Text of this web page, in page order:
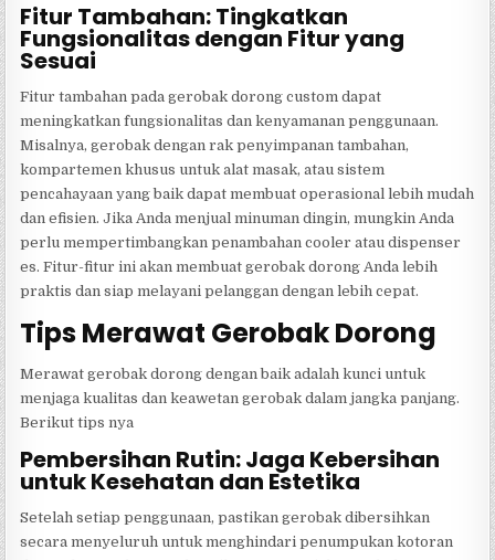
Fitur Tambahan: Tingkatkan
Fungsionalitas dengan Fitur yang
Sesuai
Fitur tambahan pada gerobak dorong custom dapat
meningkatkan fungsionalitas dan kenyamanan penggunaan.
Misalnya, gerobak dengan rak penyimpanan tambahan,
kompartemen khusus untuk alat masak, atau sistem
pencahayaan yang baik dapat membuat operasional lebih mudah
dan efisien. Jika Anda menjual minuman dingin, mungkin Anda
perlu mempertimbangkan penambahan cooler atau dispenser
es. Fitur-fitur ini akan membuat gerobak dorong Anda lebih
praktis dan siap melayani pelanggan dengan lebih cepat.
Tips Merawat Gerobak Dorong
Merawat gerobak dorong dengan baik adalah kunci untuk
menjaga kualitas dan keawetan gerobak dalam jangka panjang.
Berikut tips nya
Pembersihan Rutin: Jaga Kebersihan
untuk Kesehatan dan Estetika
Setelah setiap penggunaan, pastikan gerobak dibersihkan
secara menyeluruh untuk menghindari penumpukan kotoran